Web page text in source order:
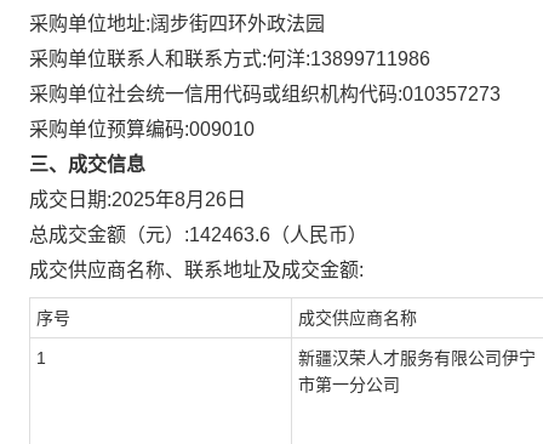
采购单位地址:阔步街四环外政法园
采购单位联系人和联系方式:何洋:13899711986
采购单位社会统一信用代码或组织机构代码:010357273
采购单位预算编码:009010
三、成交信息
成交日期:2025年8月26日
总成交金额（元）:142463.6 （人民币）
成交供应商名称、联系地址及成交金额:
序号 成交供应商名称
1
新疆汉荣人才服务有限公司伊宁
市第一分公司